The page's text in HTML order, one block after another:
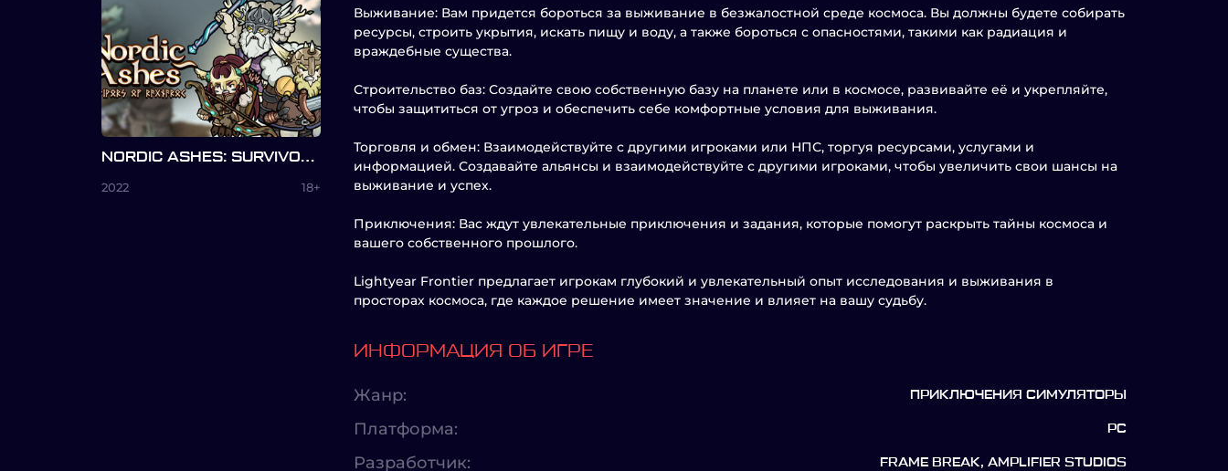
NORDIC ASHES: SURVIVORS OF RAGNAROK
2022 18+
Выживание: Вам придется бороться за выживание в безжалостной среде космоса. Вы должны будете собирать
ресурсы, строить укрытия, искать пищу и воду, а также бороться с опасностями, такими как радиация и
враждебные существа.
Строительство баз: Создайте свою собственную базу на планете или в космосе, развивайте её и укрепляйте,
чтобы защититься от угроз и обеспечить себе комфортные условия для выживания.
Торговля и обмен: Взаимодействуйте с другими игроками или НПС, торгуя ресурсами, услугами и
информацией. Создавайте альянсы и взаимодействуйте с другими игроками, чтобы увеличить свои шансы на
выживание и успех.
Приключения: Вас ждут увлекательные приключения и задания, которые помогут раскрыть тайны космоса и
вашего собственного прошлого.
Lightyear Frontier предлагает игрокам глубокий и увлекательный опыт исследования и выживания в
просторах космоса, где каждое решение имеет значение и влияет на вашу судьбу.
ИНФОРМАЦИЯ ОБ ИГРЕ
Жанр: ПРИКЛЮЧЕНИЯ СИМУЛЯТОРЫ
Платформа: PC
Разработчик: FRAME BREAK, AMPLIFIER STUDIOS